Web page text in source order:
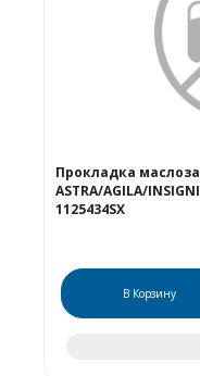
Прокладка
ASTRA/AGILA/
1125434SX
В Корзину